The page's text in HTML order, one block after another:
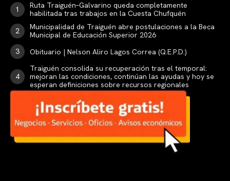
Ruta Traiguén–Galvarino queda completamente
habilitada tras trabajos en la Cuesta Chufquén
Municipalidad de Traiguén abre postulaciones a la Beca
Municipal de Educación Superior 2026
Obituario | Nelson Aliro Lagos Correa (Q.E.P.D.)
Traiguén consolida su recuperación tras el temporal:
mejoran las condiciones, continúan las ayudas y hoy se
esperan definiciones sobre recursos regionales